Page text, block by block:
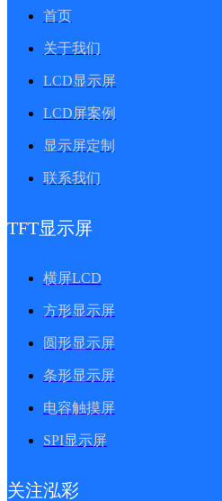
首页
关于我们
LCD显示屏
LCD屏案例
显示屏定制
联系我们
TFT显示屏
横屏LCD
方形显示屏
圆形显示屏
条形显示屏
电容触摸屏
SPI显示屏
关注泓彩